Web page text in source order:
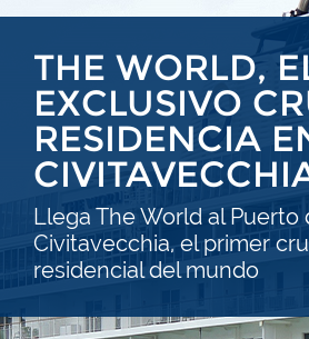
THE WORLD,
EXCLUSIVO
RESIDENCIA
Llega The World al Puerto
Civitavecchia, el primer
residencial del mundo